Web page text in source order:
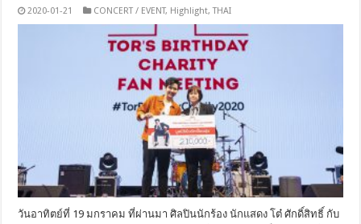
2020-01-21 CONCERT / EVENT, Highlight,THAI
วันอาทิตย์​ที่​ 19 มกราคม​ ที่ผ่านมา​ ศิลปินนักร้อง​ นักแสดง​ โต๋​ ศักดิ์​สิทธิ์​ กับ